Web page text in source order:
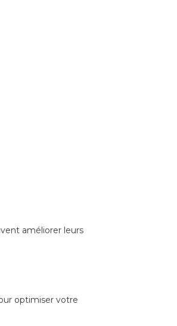
améliorer leurs
optimiser votre